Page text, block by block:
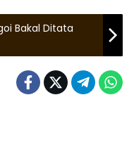
Bakal Ditata